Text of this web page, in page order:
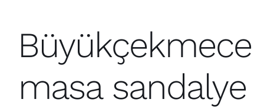
Büyükçekmece
masa sandalye